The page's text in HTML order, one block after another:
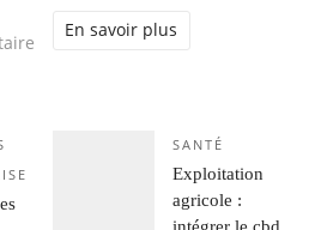
sur Choisir la meilleure
En savoir plus
SANTÉ
Exploitation
agricole :
intégrer le cbd